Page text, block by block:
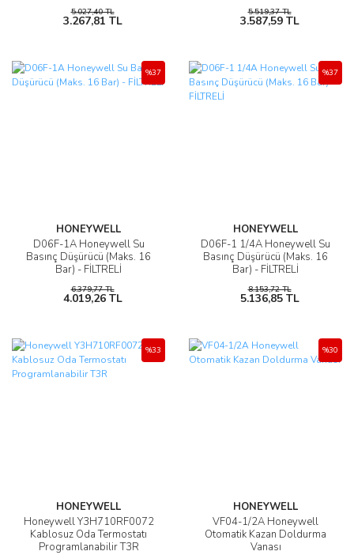
5.027,40 TL
3.267,81 TL
5.519,37 TL
3.587,59 TL
HONEYWELL
D06F-1A Honeywell Su
Basınç Düşürücü (Maks. 16
Bar) - FİLTRELİ
%37
6.379,77 TL
4.019,26 TL
HONEYWELL
D06F-1 1/4A Honeywell Su
Basınç Düşürücü (Maks. 16
Bar) - FİLTRELİ
%37
8.153,72 TL
5.136,85 TL
HONEYWELL
Honeywell Y3H710RF0072
Kablosuz Oda Termostatı
Programlanabilir T3R
%33
HONEYWELL
VF04-1/2A Honeywell
Otomatik Kazan Doldurma
Vanası
%30